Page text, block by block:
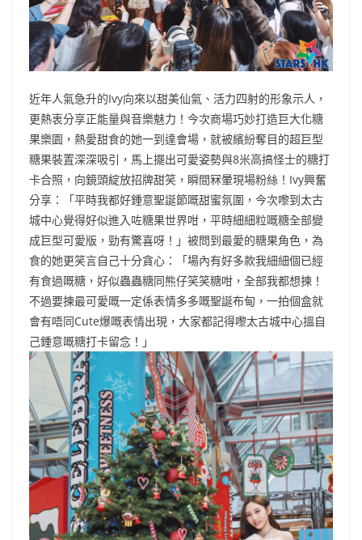
近年人氣急升的Ivy向來以甜美仙氣、活力四射的形象示人，
更熱衷分享正能量與音樂魅力！今次商場巧妙打造巨大化糖
果樂園，熱愛甜食的她一到達會場，就被繽紛奪目的超巨型
糖果裝置深深吸引，馬上擺出可愛姿勢與8米高搞怪士的糖打
卡合照，向鏡頭綻放招牌甜笑，瞬間冧暈現場粉絲！Ivy興奮
分享：「平時我都好鍾意聖誕節嘅甜蜜氛圍，今次嚟到太古
城中心覺得好似進入咗糖果世界咁，平時細細粒嘅糖全部變
成巨型可愛版，勁有驚喜呀！」被問到最愛的糖果角色，為
食的她更笑言自己十分貪心：「場內有好多款我細細個已經
有食過嘅糖，好似蟲蟲糖同熊仔笑笑糖咁，全部我都想揀！
不過要揀最可愛嘅一定係表情多多嘅聖誕布甸，一拍個盒就
會有唔同Cute爆嘅表情出現，大家都記得嚟太古城中心搵自
己鍾意嘅糖打卡留念！」